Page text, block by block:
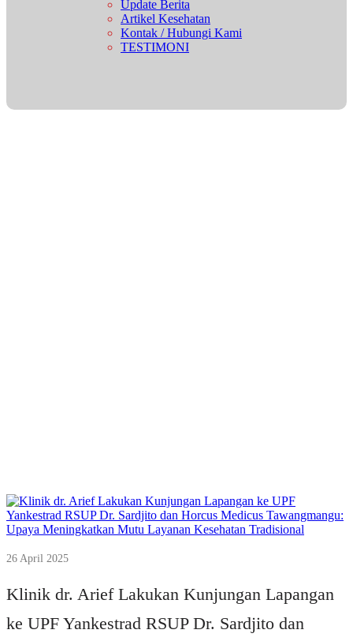
Update Berita
Artikel Kesehatan
Kontak / Hubungi Kami
TESTIMONI
26 April 2025
Klinik dr. Arief Lakukan Kunjungan Lapangan
ke UPF Yankestrad RSUP Dr. Sardjito dan